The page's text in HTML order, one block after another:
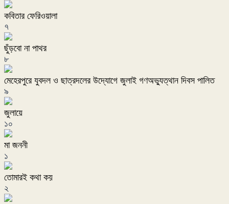
কবিতার ফেরিওয়ালা
৭
ছুঁড়বো না পাথর
৮
মেহেরপুরে যুবদল ও ছাত্রদলের উদ্যোগে জুলাই গণঅভ্যুত্থান দিবস পালিত
৯
জুলায়ে
১০
মা জননী
১
তোমারই কথা কয়
২